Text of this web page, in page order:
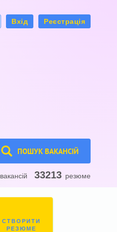
Вхід Реєстрація
ПОШУК ВАКАНСІЙ
вакансій 33213 резюме
СТВОРИТИ
РЕЗЮМЕ